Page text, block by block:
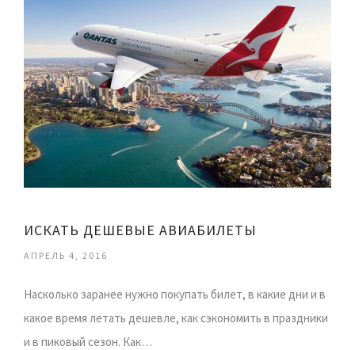
ИСКАТЬ ДЕШЕВЫЕ АВИАБИЛЕТЫ
АПРЕЛЬ 4, 2016
Насколько заранее нужно покупать билет, в какие дни и в
какое время летать дешевле, как сэкономить в праздники
и в пиковый сезон. Как…